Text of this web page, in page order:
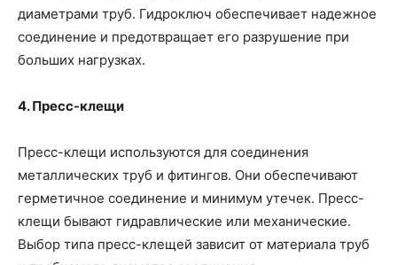
диаметрами труб. Гидроключ обеспечивает надежное
соединение и предотвращает его разрушение при
больших нагрузках.
4. Пресс-клещи
Пресс-клещи используются для соединения
металлических труб и фитингов. Они обеспечивают
герметичное соединение и минимум утечек. Пресс-
клещи бывают гидравлические или механические.
Выбор типа пресс-клещей зависит от материала труб